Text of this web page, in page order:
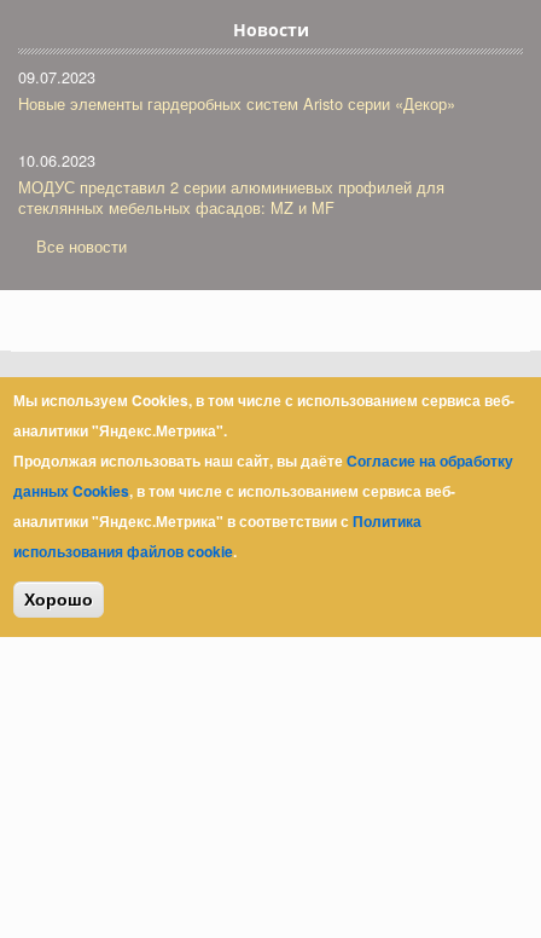
Новости
09.07.2023
Новые элементы гардеробных систем Aristo серии «Декор»
10.06.2023
МОДУС представил 2 серии алюминиевых профилей для
стеклянных мебельных фасадов: MZ и MF
Все новости
МАЛКО-МЕБЕЛЬ
Мы используем Cookies, в том числе с использованием сервиса веб-
аналитики "Яндекс.Метрика".
Продолжая использовать наш сайт, вы даётеСогласие на обработку
данных Cookies, в том числе с использованием сервиса веб-
аналитики "Яндекс.Метрика" в соответствии сПолитика
использования файлов cookie.
Хорошо